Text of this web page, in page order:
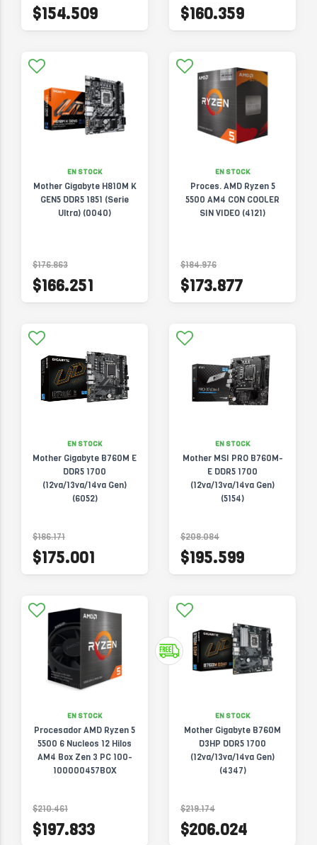
$154.509 $160.359
EN STOCK
Mother Gigabyte H810M K
GEN5 DDR5 1851 (Serie
Ultra) (0040)
$176.863
$166.251
EN STOCK
Proces. AMD Ryzen 5
5500 AM4 CON COOLER
SIN VIDEO (4121)
$184.976
$173.877
EN STOCK
Mother Gigabyte B760M E
DDR5 1700
(12va/13va/14va Gen)
(6052)
$186.171
$175.001
EN STOCK
Mother MSI PRO B760M-
E DDR5 1700
(12va/13va/14va Gen)
(5154)
$208.084
$195.599
EN STOCK
Procesador AMD Ryzen 5
5500 6 Nucleos 12 Hilos
AM4 Box Zen 3 PC 100-
100000457BOX
$210.461
$197.833
EN STOCK
Mother Gigabyte B760M
D3HP DDR5 1700
(12va/13va/14va Gen)
(4347)
$219.174
$206.024